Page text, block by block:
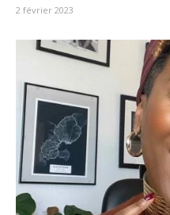
2 février 2023